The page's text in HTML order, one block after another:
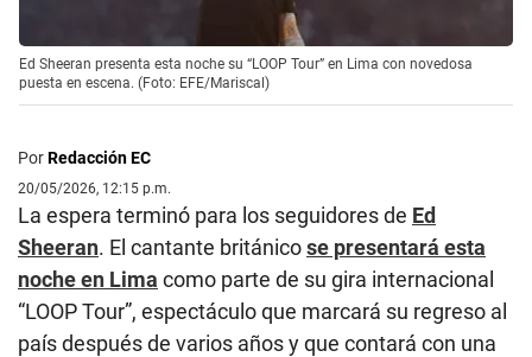
Ed Sheeran presenta esta noche su “LOOP Tour” en Lima con novedosa
puesta en escena. (Foto: EFE/Mariscal)
PorRedacción EC
20/05/2026, 12:15 p.m.
La espera terminó para los seguidores de Ed
Sheeran. El cantante británicose presentará esta
noche en Lima como parte de su gira internacional
“LOOP Tour”, espectáculo que marcará su regreso al
país después de varios años y que contará con una